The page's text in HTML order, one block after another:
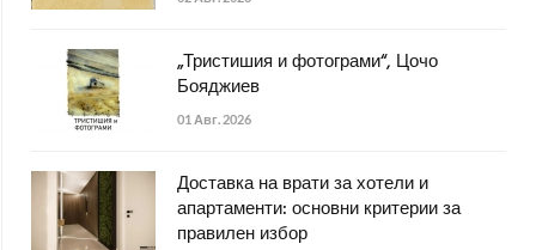
„Тристишия и фотограми“, Цочо
Бояджиев
01 Авг. 2026
Доставка на врати за хотели и
апартаменти: основни критерии за
правилен избор